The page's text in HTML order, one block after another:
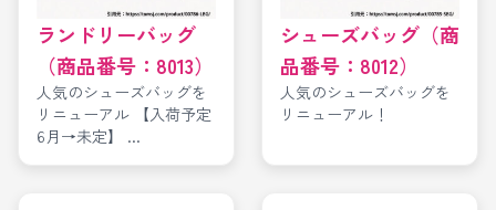
ランドリーバッグ
（商品番号：8013）
人気のシューズバッグを
リニューアル 【入荷予定
6月→未定】 ...
シューズバッグ（商
品番号：8012）
人気のシューズバッグを
リニューアル！